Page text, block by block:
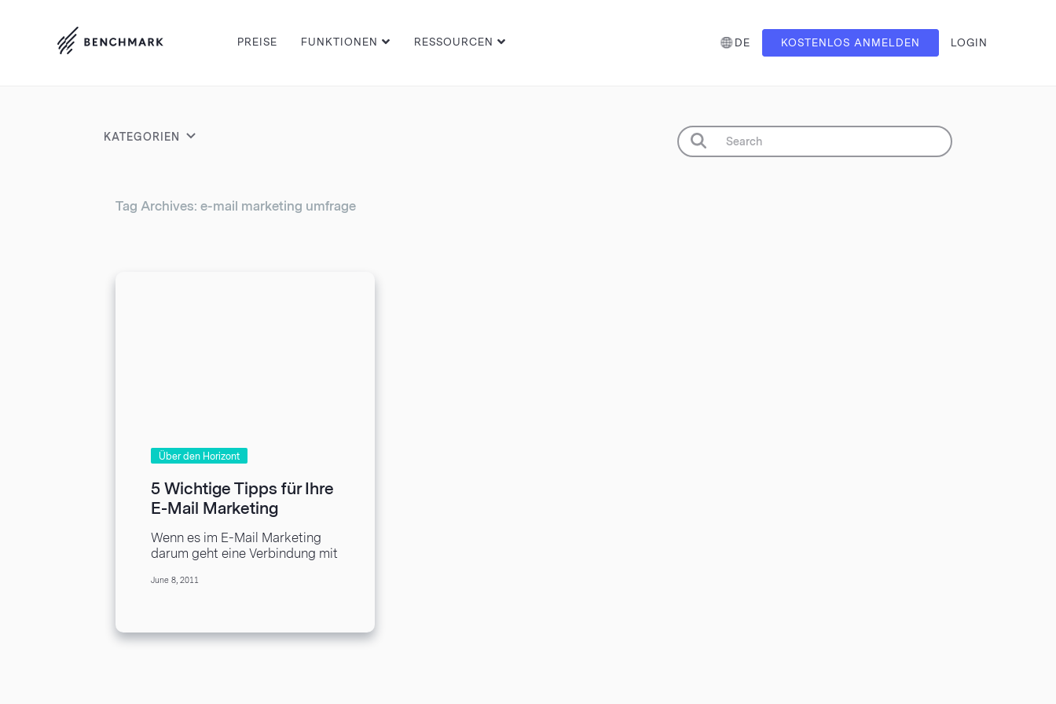
PREISE FUNKTIONEN RESSOURCEN DE KOSTENLOS ANMELDEN LOGIN
KATEGORIEN
Tag Archives: e-mail marketing umfrage
Über den Horizont
5 Wichtige Tipps für Ihre
E-Mail Marketing
Umfrage
Wenn es im E-Mail Marketing
darum geht eine Verbindung mit
Rundschreiben zu machen, dann
June 8, 2011